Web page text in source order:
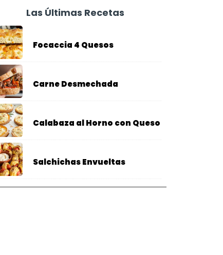
Las Últimas Recetas
Focaccia 4 Quesos
Carne Desmechada
Calabaza al Horno con Queso
Salchichas Envueltas